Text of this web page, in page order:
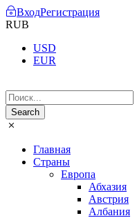
ВходРегистрация
RUB
USD
EUR
Главная
Страны
Европа
Абхазия
Австрия
Албания